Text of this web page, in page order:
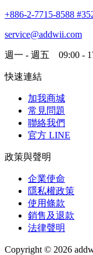
+886-2-7715-8588
service@addwii.com
週一 - 週五 09:00 -
快速連結
加我商城
常見問題
聯絡我們
官方 LINE
政策與聲明
企業使命
隱私權政策
使用條款
銷售及退款
法律聲明
Copyright © 2026